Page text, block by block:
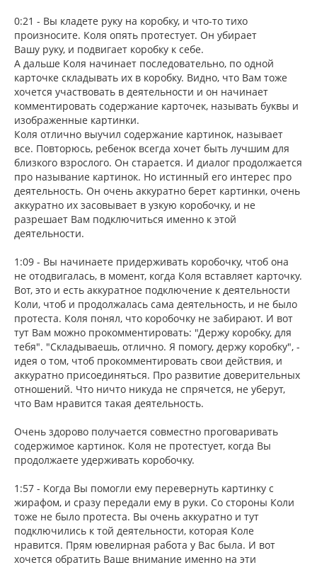
0:21 - Вы кладете руку на коробку, и что-то тихо
произносите. Коля опять протестует. Он убирает
Вашу руку, и подвигает коробку к себе.
А дальше Коля начинает последовательно, по одной
карточке складывать их в коробку. Видно, что Вам тоже
хочется участвовать в деятельности и он начинает
комментировать содержание карточек, называть буквы и
изображенные картинки.
Коля отлично выучил содержание картинок, называет
все. Повторюсь, ребенок всегда хочет быть лучшим для
близкого взрослого. Он старается. И диалог продолжается
про называние картинок. Но истинный его интерес про
деятельность. Он очень аккуратно берет картинки, очень
аккуратно их засовывает в узкую коробочку, и не
разрешает Вам подключиться именно к этой
деятельности.
1:09 - Вы начинаете придерживать коробочку, чтоб она
не отодвигалась, в момент, когда Коля вставляет карточку.
Вот, это и есть аккуратное подключение к деятельности
Коли, чтоб и продолжалась сама деятельность, и не было
протеста. Коля понял, что коробочку не забирают. И вот
тут Вам можно прокомментировать: "Держу коробку, для
тебя". "Складываешь, отлично. Я помогу, держу коробку", -
идея о том, чтоб прокомментировать свои действия, и
аккуратно присоединяться. Про развитие доверительных
отношений. Что ничто никуда не спрячется, не уберут,
что Вам нравится такая деятельность.
Очень здорово получается совместно проговаривать
содержимое картинок. Коля не протестует, когда Вы
продолжаете удерживать коробочку.
1:57 - Когда Вы помогли ему перевернуть картинку с
жирафом, и сразу передали ему в руки. Со стороны Коли
тоже не было протеста. Вы очень аккуратно и тут
подключились к той деятельности, которая Коле
нравится. Прям ювелирная работа у Вас была. И вот
хочется обратить Ваше внимание именно на эти